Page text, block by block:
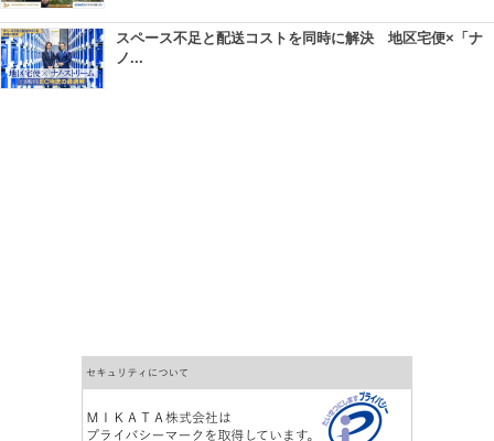
スペース不足と配送コストを同時に解決 地区宅便×「ナ
ノ...